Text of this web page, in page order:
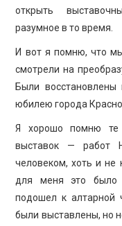
открыть
разумное в то время.
И вот я помню, что
смотрели на
Были
юбилею города
Я хорошо помню те
выставок — работ
человеком, хоть и
для меня это было
подошел к алтарной
были выставлены, но